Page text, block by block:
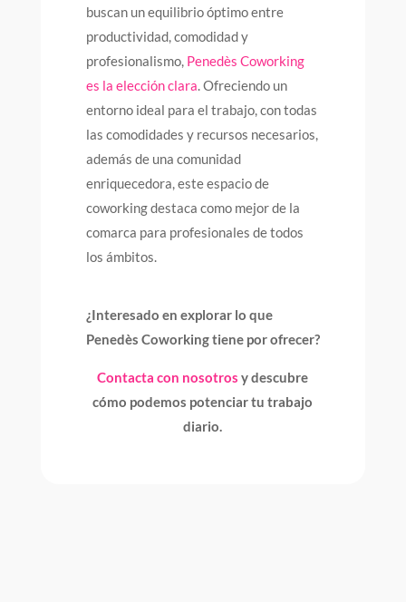
buscan un equilibrio óptimo entre
productividad, comodidad y
profesionalismo, Penedès Coworking
es la elección clara. Ofreciendo un
entorno ideal para el trabajo, con todas
las comodidades y recursos necesarios,
además de una comunidad
enriquecedora, este espacio de
coworking destaca como mejor de la
comarca para profesionales de todos
los ámbitos.
¿Interesado en explorar lo que
Penedès Coworking tiene por ofrecer?
Contacta con nosotrosy descubre
cómo podemos potenciar tu trabajo
diario.